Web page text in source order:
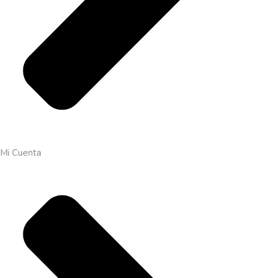
Mi Cuenta